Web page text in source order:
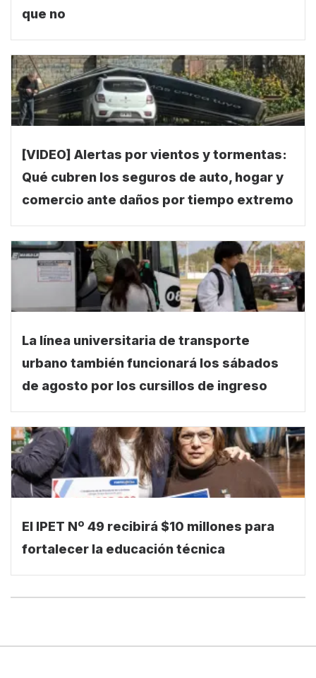
que no
[VIDEO] Alertas por vientos y tormentas:
Qué cubren los seguros de auto, hogar y
comercio ante daños por tiempo extremo
La línea universitaria de transporte
urbano también funcionará los sábados
de agosto por los cursillos de ingreso
El IPET Nº 49 recibirá $10 millones para
fortalecer la educación técnica